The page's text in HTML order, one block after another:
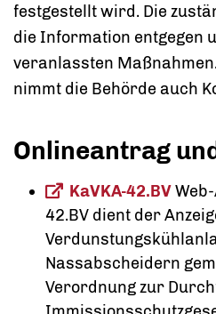
festgestellt wird. Die
die Information entgegen
veranlassten
nimmt die Behörde auch
Onlineantrag
KaVKA-42.BV
42.BV dient der
Nassabscheidern
Verordnung zur